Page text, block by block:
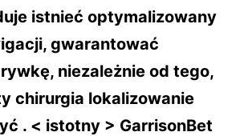
istnieć optymalizowany
gwarantować
niezależnie od tego,
chirurgia lokalizowanie
. < istotny > GarrisonBet